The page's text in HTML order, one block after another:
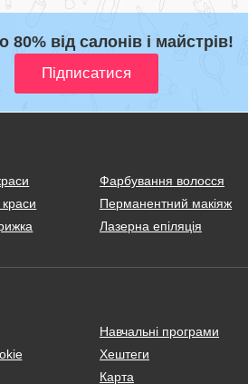
80% від салонів і майстрів!
Фарбування волосся
Перманентний макіяж
Лазерна епіляція
Навчальні програми
Хештеги
Карта